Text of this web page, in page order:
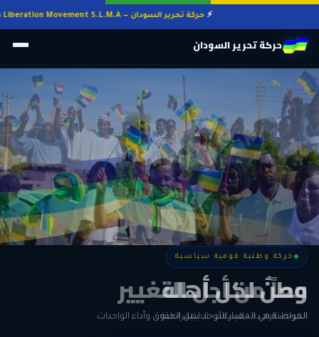
حركة تحرير السودان — Sudan Liberation Movement S.L.M.A
حركة تحرير السودان
حركة وطنية قومية سياسية
وطنٌ لكل أهله
المواطنة هي المعيار الأوحد لنيل الحقوق وأداء الواجبات
حركة وطنية قومية سياسية
معاً من أجل التغيير
الحرية • الوحدة • السلام • الديمقراطية